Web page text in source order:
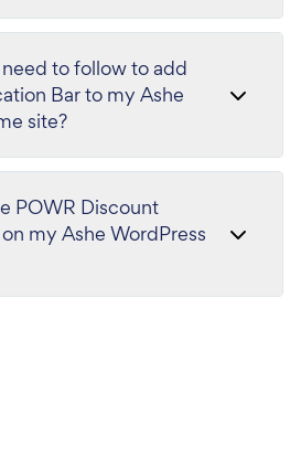
to follow to add
Bar to my Ashe
site?
POWR Discount
my Ashe WordPress